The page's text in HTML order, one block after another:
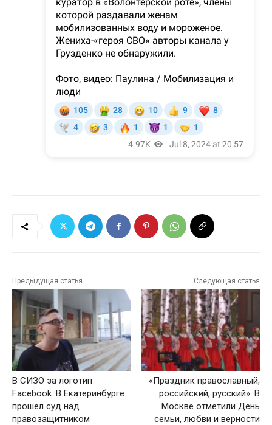
Предыдущая статья
В СИЗО за логотип
Facebook. В Екатеринбурге
прошел суд над
правозащитником
Следующая статья
«Праздник православный,
российский, русский». В
Москве отметили День
семьи, любви и верности